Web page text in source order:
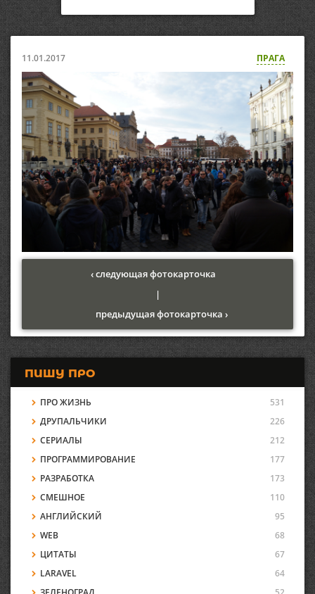
11.01.2017 ПРАГА
‹ следующая фотокарточка
|
предыдущая фотокарточка ›
ПИШУ ПРО
ПРО ЖИЗНЬ
531
ДРУПАЛЬЧИКИ
226
СЕРИАЛЫ
212
ПРОГРАММИРОВАНИЕ
177
РАЗРАБОТКА
173
СМЕШНОЕ
110
АНГЛИЙСКИЙ
95
WEB
68
ЦИТАТЫ
67
LARAVEL
64